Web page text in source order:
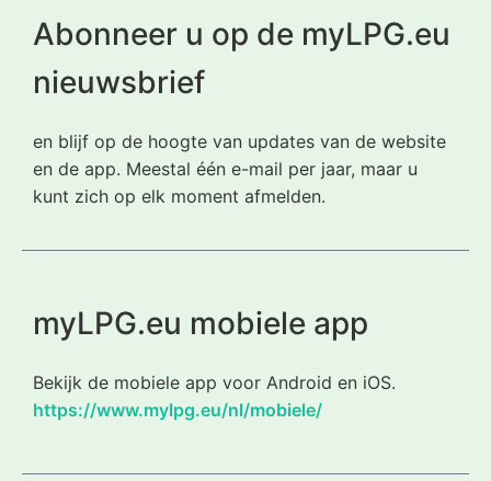
Abonneer u op de myLPG.eu
nieuwsbrief
en blijf op de hoogte van updates van de website
en de app. Meestal één e-mail per jaar, maar u
kunt zich op elk moment afmelden.
myLPG.eu mobiele app
Bekijk de mobiele app voor Android en iOS.
https://www.mylpg.eu/nl/mobiele/